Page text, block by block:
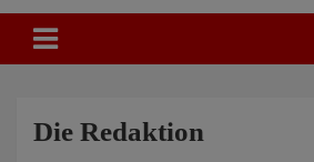
Die Redaktion